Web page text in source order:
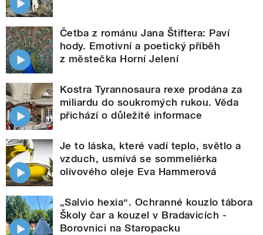
Četba z románu Jana Štiftera: Paví
hody. Emotivní a poetický příběh
z městečka Horní Jelení
Kostra Tyrannosaura rexe prodána za
miliardu do soukromých rukou. Věda
přichází o důležité informace
Je to láska, které vadí teplo, světlo a
vzduch, usmívá se sommeliérka
olivového oleje Eva Hammerová
„Salvio hexia“. Ochranné kouzlo tábora
Školy čar a kouzel v Bradavicích -
Borovnici na Staropacku